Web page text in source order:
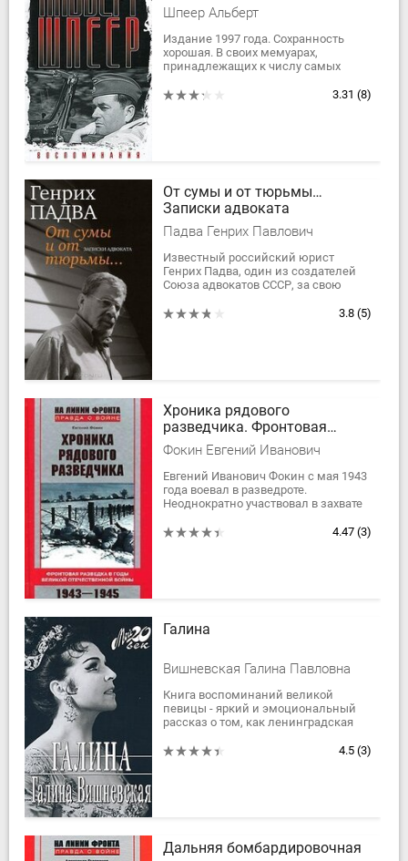
Шпеер Альберт
Издание 1997 года. Сохранность
хорошая. В своих мемуарах,
принадлежащих к числу самых
документов XX в., Шпрее
3.31 (8)
От сумы и от тюрьмы…
Записки адвоката
Падва Генрих Павлович
Известный российский юрист
Генрих Падва, один из создателей
Союза адвокатов СССР, за свою
защищал в судебных процессах3.8 (5)
Хроника рядового
разведчика. Фронтовая
разведка в годы Великой
Отечественной войны. 1943–
1945 гг.
Фокин Евгений Иванович
Евгений Иванович Фокин с мая 1943
года воевал в разведроте.
Неоднократно участвовал в захвате
тылу противника. Особая страница в
4.47 (3)
Галина
Вишневская Галина Павловна
Книга воспоминаний великой
певицы - яркий и эмоциональный
рассказ о том, как ленинградская
в блокаду, стала примадонной
4.5 (3)
Дальняя бомбардировочная